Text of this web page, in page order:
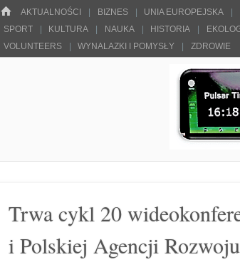
HOME
Menu
SKOCZ DO TREŚCI
AKTUALNOŚCI BIZNES UNIA EUROPEJSKA
SPORT
KULTURA NAUKA HISTORIA
VOLUNTEERS
WYNALAZKI I POMYSŁY ZDROWIE
Trwa cykl 20
i Polskiej Agencji